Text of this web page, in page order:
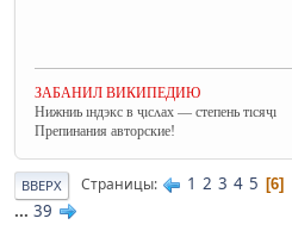
ЗАБАНИЛ ВИКИПЕДИЮ
Нижниь ıндэкс в ҷıсʌах — степень тıсяҷı
Препинания авторские!
ВВЕРХ Страницы 1 2 3 4 5 6
... 39